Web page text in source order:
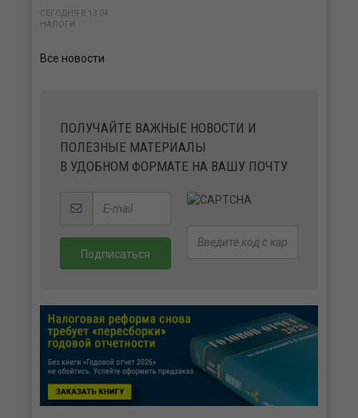
СЕГОДНЯ В 13:04
НАЛОГИ
Все новости
ПОЛУЧАЙТЕ ВАЖНЫЕ НОВОСТИ И
ПОЛЕЗНЫЕ МАТЕРИАЛЫ
В УДОБНОМ ФОРМАТЕ НА ВАШУ ПОЧТУ